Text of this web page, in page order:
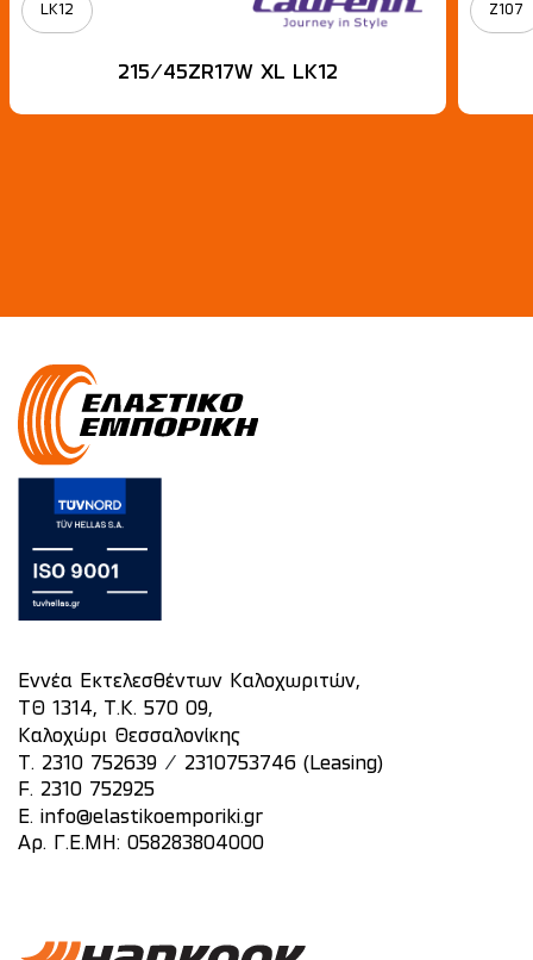
LK12
215/45ZR17W XL LK12
Z107
Εννέα Εκτελεσθέντων Καλοχωριτών,
ΤΘ 1314, Τ.Κ. 570 09,
Καλοχώρι Θεσσαλονίκης
T. 2310 752639 /
2310753746 (Leasing)
F. 2310 752925
E.
info@elastikoemporiki.gr
Αρ. Γ.Ε.ΜΗ: 058283804000